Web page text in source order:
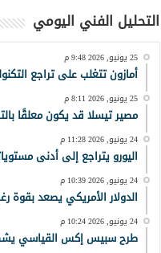
التحليل الفني اليومي
25 يونيو, 2026 9:48 م
أمازون تتغلب على تراجع
25 يونيو, 2026 8:11 م
مصير تيسلا قد يكون معلقًا
24 يونيو, 2026 11:28 م
اليورو يتراجع إلى أدنى
24 يونيو, 2026 10:39 م
الدولار الأمريكي يصعد بقوة
24 يونيو, 2026 10:24 م
طرح سبيس إكس القياسي